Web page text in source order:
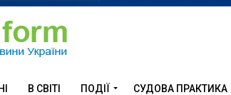
В СВІТІ ПОДІЇ СУДОВА ПРАКТИКА